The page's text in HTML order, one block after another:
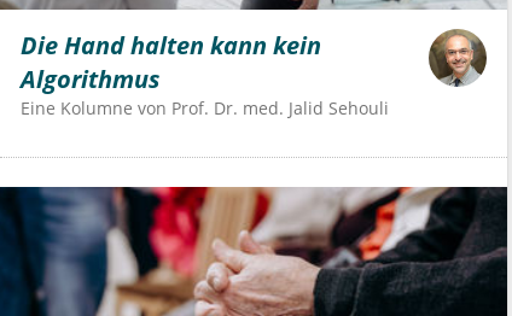
Die Hand halten kann kein
Algorithmus
Eine Kolumne von Prof. Dr. med. Jalid Sehouli